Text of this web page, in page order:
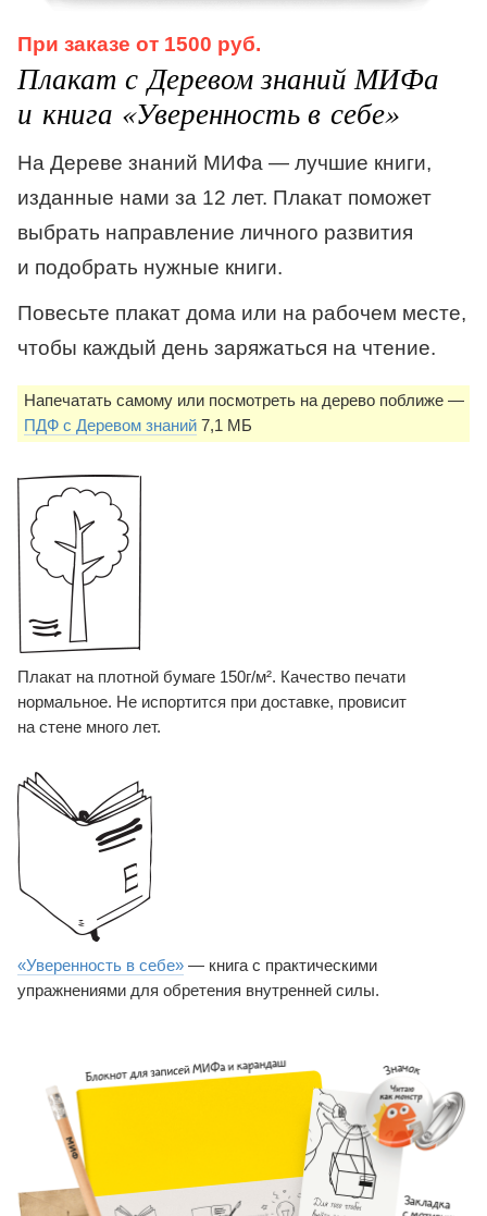
При заказе от 1500 руб.
Плакат с Деревом знаний МИФа
и книга «Уверенность в себе»
На Дереве знаний МИФа — лучшие книги,
изданные нами за 12 лет. Плакат поможет
выбрать направление личного развития
и подобрать нужные книги.
Повесьте плакат дома или на рабочем месте,
чтобы каждый день заряжаться на чтение.
Напечатать самому или посмотреть на дерево поближе —
ПДФ c Деревом знаний 7,1 МБ
Плакат на плотной бумаге 150г/м². Качество печати
нормальное. Не испортится при доставке, провисит
на стене много лет.
«Уверенность в себе» — книга с практическими
упражнениями для обретения внутренней силы.